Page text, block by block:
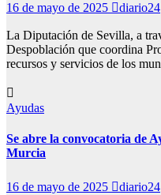
16 de mayo de 2025 diario24
La Diputación de Sevilla, a
Despoblación que coordina
recursos y servicios de los
Ayudas
Se abre la convocatoria de
Murcia
16 de mayo de 2025 diario24